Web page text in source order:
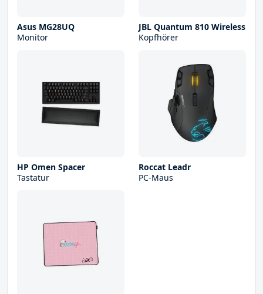
Asus MG28UQ
Monitor
JBL Quantum 810 Wireless
Kopfhörer
HP Omen Spacer
Tastatur
Roccat Leadr
PC-Maus